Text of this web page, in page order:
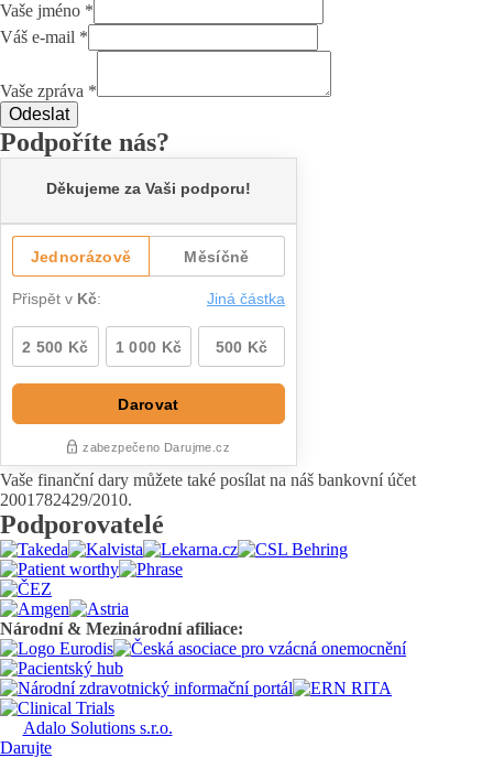
Vaše jméno *
Váš e-mail *
Vaše zpráva *
Odeslat
Podpoříte nás?
Vaše finanční dary můžete také posílat na náš bankovní účet
2001782429/2010.
Podporovatelé
Národní & Mezinárodní afiliace:
Adalo Solutions s.r.o.
Darujte